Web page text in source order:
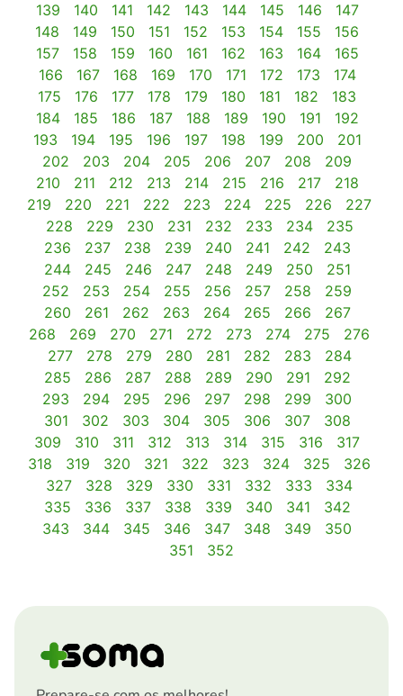
139
140 141 142 143 144 145 146
147
148
149 150 151 152 153 154 155
156
157
158 159 160 161 162 163 164
165
166
167 168 169 170 171 172 173
174
175
176 177 178 179 180 181 182
183
184
185 186 187 188 189 190 191
192
193
194 195 196 197 198 199 200
201
202
203 204 205 206 207 208
209
210
211 212 213 214 215 216 217
218
219
220 221 222 223 224 225 226
227
228
229 230 231 232 233 234
235
236
237 238 239 240 241 242
243
244
245 246 247 248 249 250
251
252
253 254 255 256 257 258
259
260
261 262 263 264 265 266
267
268
269 270 271 272 273 274 275
276
277
278 279 280 281 282 283
284
285
286 287 288 289 290 291
292
293
294 295 296 297 298 299
300
301
302 303 304 305 306 307
308
309
310 311 312 313 314 315 316
317
318
319 320 321 322 323 324 325
326
327
328 329 330 331 332 333
334
335
336 337 338 339 340 341
342
343
344 345 346 347 348 349
350
351
352